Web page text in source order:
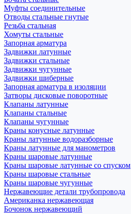
Муфты соединительные
Отводы стальные гнутые
Резьба стальная
Хомуты стальные
Запорная арматура
Задвижки латунные
Задвижки стальные
Задвижки чугунные
Задвижки шиберные
Запорная арматура в изоляции
Затворы дисковые поворотные
Клапаны латунные
Клапаны стальные
Клапаны чугунные
Краны конусные латунные
Краны латунные водоразборные
Краны латунные для манометров
Краны шаровые латунные
Краны шаровые латунные со спуском
Краны шаровые стальные
Краны шаровые чугунные
Нержавеющие детали трубопровода
Американка нержавеющая
Бочонок нержавеющий